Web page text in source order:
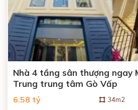
Nhà 4 tầng sân thượng ngay
Trung trung tâm Gò Vấp
6.58 tỷ
34m2